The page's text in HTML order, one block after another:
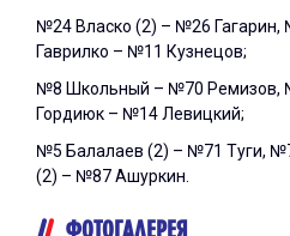
№24 Власко (2) – №26
Гаврилко – №11 Кузнецов;
№8 Школьный – №70 Ремизов,
Гордиюк – №14 Левицкий;
№5 Балалаев (2) – №71 Туги,
(2) – №87 Ашуркин.
ФОТОГАЛЕРЕЯ